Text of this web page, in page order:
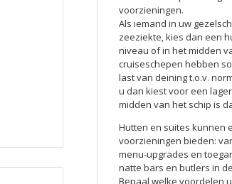
voorzieningen.
Als iemand in uw
zeeziekte, kies dan een
niveau of in het midden
cruiseschepen hebben
last van deining t.o.v.
u dan kiest voor een
midden van het schip is
Hutten en suites kunnen
voorzieningen bieden:
menu-upgrades en
natte bars en butlers in
Bepaal welke voordelen